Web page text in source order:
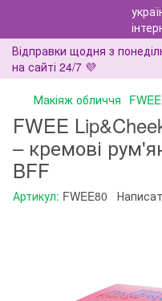
Відправки щодня з
на сайті 24/7 💜
Макіяж обличчя
FWEE
– кремові
BFF
Артикул: FWEE80